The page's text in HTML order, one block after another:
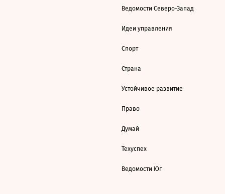
Ведомости Северо-Запад
Идеи управления
Спорт
Страна
Устойчивое развитие
Право
Думай
Техуспех
Ведомости Юг